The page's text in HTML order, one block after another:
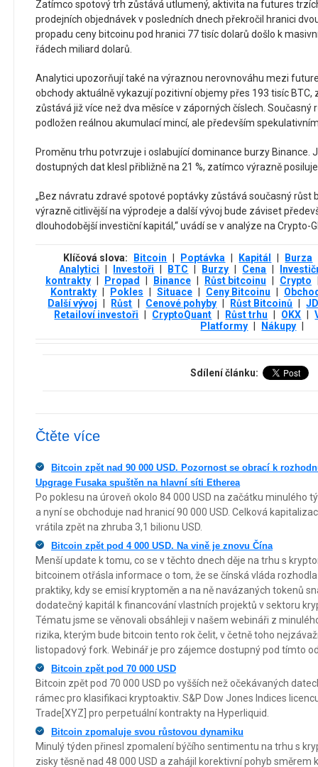
Zatímco spotový trh zůstává utlumený, aktivita na futures
prodejních objednávek v posledních dnech překročil hranici
propadu ceny bitcoinu pod hranici 77 tisíc dolarů došlo k
řádech miliard dolarů.
Analytici upozorňují také na výraznou nerovnováhu mezi
obchody aktuálně vykazují pozitivní objemy přes 193 tisíc
zůstává již více než dva měsíce v záporných číslech. Současný
podložen reálnou akumulací mincí, ale především
Proměnu trhu potvrzuje i oslabující dominance burzy Binance.
dostupných dat klesl přibližně na 21 %, zatímco výrazně
„Bez návratu zdravé spotové poptávky zůstává současný růst
výrazně citlivější na výprodeje a další vývoj bude záviset
dlouhodobější investiční kapitál,“ uvádí se v analýze na Crypto-
Klíčová slova: Bitcoin Poptávka Kapitál
Burza
Analytici
Investoři BTC Burzy Cena
kontrakty
Propad Binance Růst bitcoinu Crypto
Kontrakty
Pokles Situace Ceny Bitcoinu
Další vývoj
Růst Cenové pohyby Růst Bitcoinů
Retailoví investoři
CryptoQuant Růst trhu OKX
Platformy
Nákupy
Sdílení článku:
Čtěte více
Bitcoin zpět nad 90 000 USD. Pozornost se obrací k
Upgrage Fusaka spuštěn na hlavní síti Etherea
Po poklesu na úroveň okolo 84 000 USD na začátku minulého
a nyní se obchoduje nad hranicí 90 000 USD. Celková
vrátila zpět na zhruba 3,1 bilionu USD.
Bitcoin zpět pod 4 000 USD. Na vině je znovu Čína
Menší update k tomu, co se v těchto dnech děje na trhu s
bitcoinem otřásla informace o tom, že se čínská vláda
praktiky, kdy se emisí kryptoměn a na ně navázaných tokenů
dodatečný kapitál k financování vlastních projektů v sektoru
Tématu jsme se věnovali obsáhleji v našem webináři z
rizika, kterým bude bitcoin tento rok čelit, v četně toho
listopadový fork. Webinář je pro zájemce dostupný pod tímto
Bitcoin zpět pod 70 000 USD
Bitcoin zpět pod 70 000 USD po vyšších než očekávaných
rámec pro klasifikaci kryptoaktiv. S&P Dow Jones Indices
Trade[XYZ] pro perpetuální kontrakty na Hyperliquid.
Bitcoin zpomaluje svou růstovou dynamiku
Minulý týden přinesl zpomalení býčího sentimentu na trhu s
zisky těsně nad 48 000 USD a zahájil korektivní pohyb směrem